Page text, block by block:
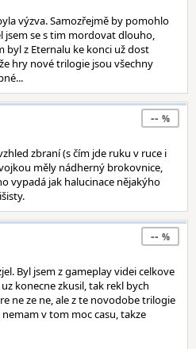
výzva. Samozřejmě by pomohlo
se s tim mordovat dlouho,
byl z Eternalu ke konci už dost
hry nové trilogie jsou všechny
--
zbraní (s čím jde ruku v ruce i
měly nádherný brokovnice,
vypadá jak halucinace nějakýho
--
Byl jsem z gameplay videi celkove
konecne zkusil, tak rekl bych
ne ze ne, ale z te novodobe trilogie
v tom moc casu, takze